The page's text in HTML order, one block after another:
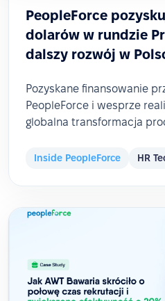
PeopleForce
dolarów w rundzie
dalszy rozwój w
Pozyskane finansowanie
PeopleForce i wesprze
globalna transformacja
Inside PeopleForce HR